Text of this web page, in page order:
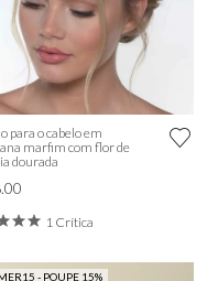
para o cabelo em
marfim com flor de
dourada
1 Crítica
- POUPE 15%